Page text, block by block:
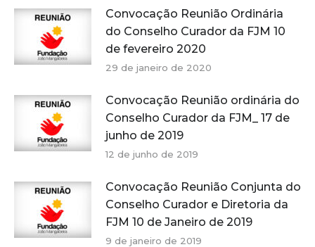
Convocação Reunião Ordinária
do Conselho Curador da FJM 10
de fevereiro 2020
29 de janeiro de 2020
Convocação Reunião ordinária do
Conselho Curador da FJM_ 17 de
junho de 2019
12 de junho de 2019
Convocação Reunião Conjunta do
Conselho Curador e Diretoria da
FJM 10 de Janeiro de 2019
9 de janeiro de 2019